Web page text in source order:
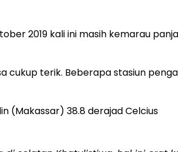
2019 kali ini masih kemarau
cukup terik. Beberapa stasiun
(Makassar) 38.8 derajad Celcius